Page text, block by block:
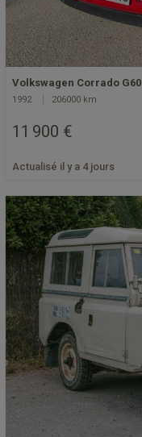
Volkswagen Corrado G60
1992 206000 km
11 900 €
Actualisé il y a 4 jours